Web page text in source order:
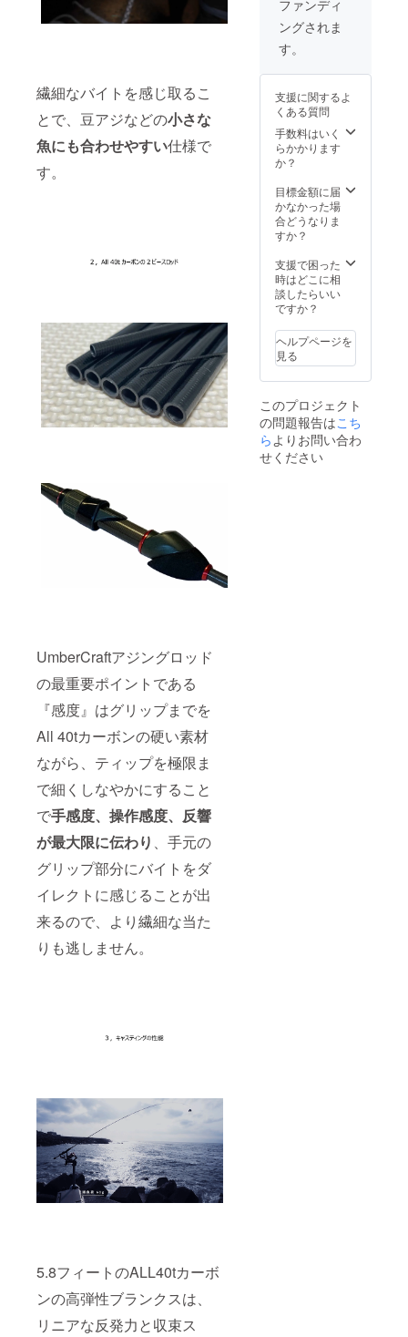
繊細なバイトを感じ取るこ
とで、豆アジなどの小さな
魚にも合わせやすい仕様で
す。
UmberCraftアジングロッド
の最重要ポイントである
『感度』はグリップまでを
All 40tカーボンの硬い素材
ながら、ティップを極限ま
で細くしなやかにすること
で手感度、操作感度、反響
が最大限に伝わり 、手元の
グリップ部分にバイトをダ
イレクトに感じることが出
来るので、より繊細な当た
りも逃しません。
5.8フィートのALL40tカーボ
ンの高弾性ブランクスは、
リニアな反発力と収束ス
の価格
となっ
ファンディ
ングされま
す。
支援に関するよ
くある質問
手数料はいく
らかかります
か？
目標金額に届
かなかった場
合どうなりま
すか？
支援で困った
時はどこに相
談したらいい
ですか？
ヘルプページを
見る
このプロジェクト
の問題報告はこち
ら よりお問い合わ
せください